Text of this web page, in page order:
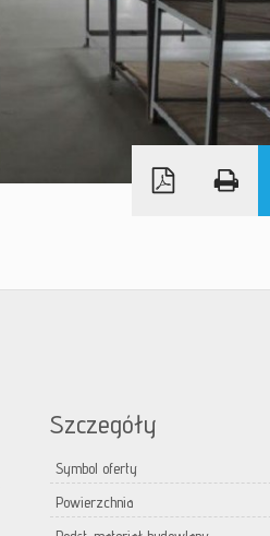
Szczegóły
Symbol oferty
Powierzchnia